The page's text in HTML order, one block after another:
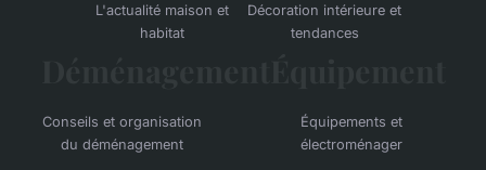
L'actualité maison et
habitat
Décoration intérieure et
tendances
Conseils et organisation
du déménagement
Équipements et
électroménager